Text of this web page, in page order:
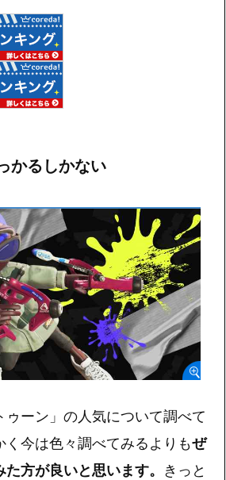
かるしかない
ゥーン」の人気について調べて
く今は色々調べてみるよりもぜ
方が良いと思います。
きっと